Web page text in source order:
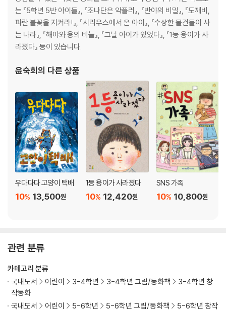
는 『5학년 5반 아이들』, 『조나단은 악플러』, 『반야의 비밀』, 『도깨비,
파란 불꽃을 지켜라!』, 『시리우스에서 온 아이』, 『수상한 물건들이 사
는 나라』, 『해야와 용의 비늘』, 『그날 아이가 있었다』, 『1등 용이가 사
라졌다』 등이 있습니다.
윤숙희의 다른 상품
우다다다 고양이 택배
13,500원
10%
1등 용이가 사라졌다
12,420원
10%
SNS 가족
10,800원
10%
관련 분류
카테고리 분류
국내도서
어린이 3-4학년 3-4학년 그림/동화책
3-4학년 창
작동화
국내도서
어린이 5-6학년 5-6학년 그림/동화책
5-6학년 창작